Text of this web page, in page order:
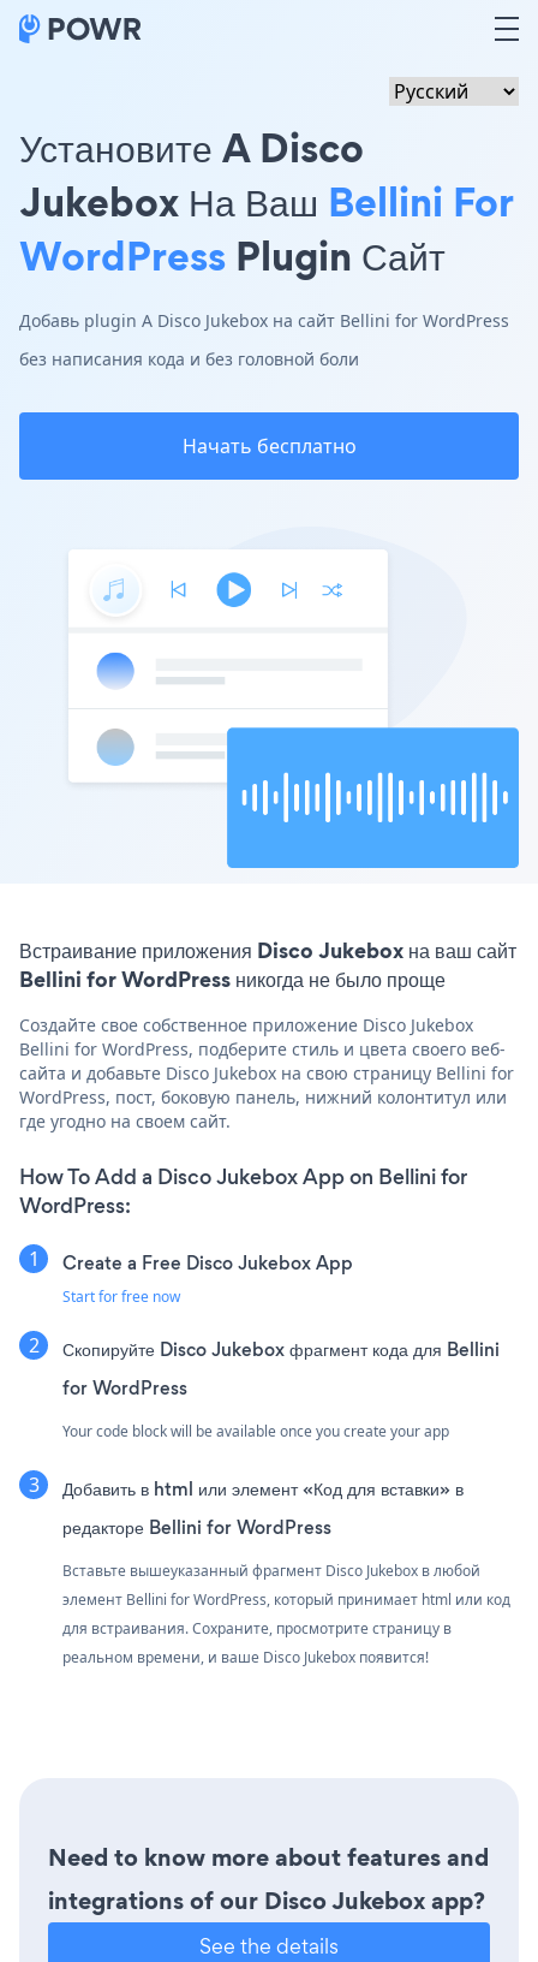
Установите A Disco
Jukebox На Ваш Bellini For
WordPress Plugin Сайт
Добавь plugin A Disco Jukebox на сайт Bellini for WordPress
без написания кода и без головной боли
Начать бесплатно
Встраивание приложения Disco Jukebox на ваш сайт
Bellini for WordPress никогда не было проще
Создайте свое собственное приложение Disco Jukebox
Bellini for WordPress, подберите стиль и цвета своего веб-
сайта и добавьте Disco Jukebox на свою страницу Bellini for
WordPress, пост, боковую панель, нижний колонтитул или
где угодно на своем сайт.
How To Add a Disco Jukebox App on Bellini for
WordPress:
Create a Free Disco Jukebox App
Start for free now
Скопируйте Disco Jukebox фрагмент кода для Bellini
for WordPress
Your code block will be available once you create your app
Добавить в html или элемент «Код для вставки» в
редакторе Bellini for WordPress
Вставьте вышеуказанный фрагмент Disco Jukebox в любой
элемент Bellini for WordPress, который принимает html или код
для встраивания. Сохраните, просмотрите страницу в
реальном времени, и ваше Disco Jukebox появится!
Need to know more about features and
integrations of our Disco Jukebox app?
See the details